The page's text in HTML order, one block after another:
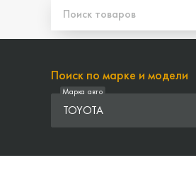
Поиск по марке и модели
TOYOTA
Марка авто